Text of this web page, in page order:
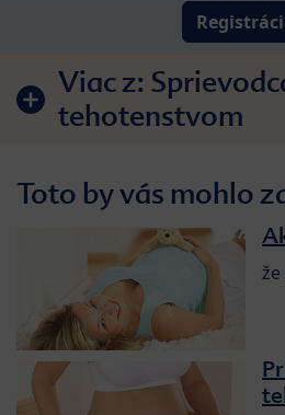
Viac z:
tehotenstvom
Toto by vás mohlo